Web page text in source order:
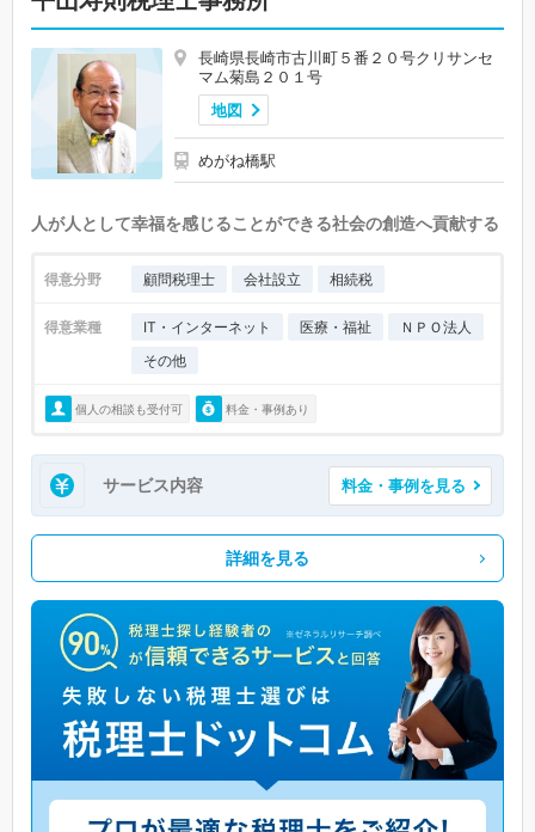
長崎県長崎市古川町５番２０号クリサンセ
マム菊島２０１号
地図
めがね橋駅
人が人として幸福を感じることができる社会の創造へ貢献する
得意分野 顧問税理士 会社設立 相続税
得意業種 IT・インターネット 医療・福祉
ＮＰＯ法人
その他
個人の相談も受付可 料金・事例あり
サービス内容 料金・事例を見る
詳細を見る